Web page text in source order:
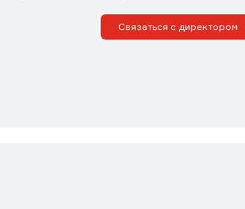
Связаться с директором